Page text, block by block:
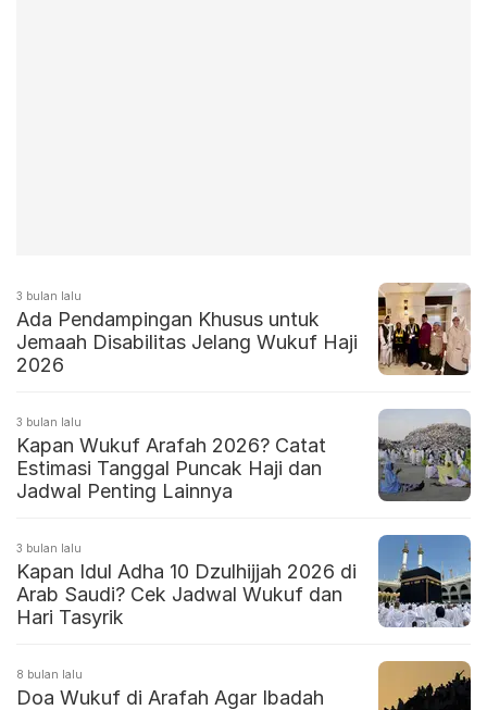
3 bulan lalu
Ada Pendampingan Khusus untuk
Jemaah Disabilitas Jelang Wukuf Haji
2026
3 bulan lalu
Kapan Wukuf Arafah 2026? Catat
Estimasi Tanggal Puncak Haji dan
Jadwal Penting Lainnya
3 bulan lalu
Kapan Idul Adha 10 Dzulhijjah 2026 di
Arab Saudi? Cek Jadwal Wukuf dan
Hari Tasyrik
8 bulan lalu
Doa Wukuf di Arafah Agar Ibadah